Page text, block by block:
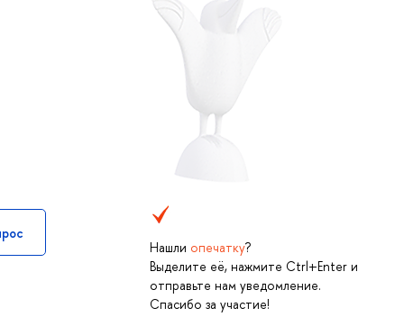
Нашли опечатку?
Выделите её, нажмите Ctrl+Enter и
отправьте нам уведомление.
Спасибо за участие!